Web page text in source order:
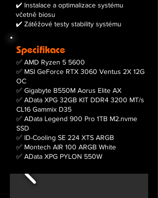
✔️ Instalace a optimalizace systému
včetně biosu
✔️ Zátěžové testy stability systému
Specifikace
✅ AMD Ryzen 5 5600
✅ MSI GeForce RTX 3060 Ventus 2X 12G
OC
✅ Gigabyte B550M Aorus Elite AX
✅ AData XPG 32GB KIT DDR4 3200 MT/s
CL16 Gammix D35
✅ AData Legend 900 Pro 1TB M2.nvme
SSD
✅ ID-Cooling SE 224 XTS ARGB
✅ Montech AIR 100 ARGB White
✅ AData XPG PYLON 550W